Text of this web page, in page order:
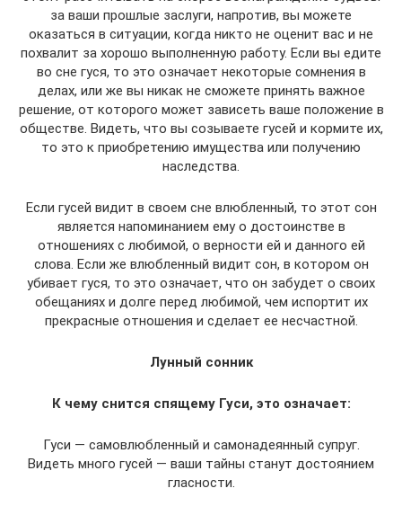
за ваши прошлые заслуги, напротив, вы можете
оказаться в ситуации, когда никто не оценит вас и не
похвалит за хорошо выполненную работу. Если вы едите
во сне гуся, то это означает некоторые сомнения в
делах, или же вы никак не сможете принять важное
решение, от которого может зависеть ваше положение в
обществе. Видеть, что вы созываете гусей и кормите их,
то это к приобретению имущества или получению
наследства.
Если гусей видит в своем сне влюбленный, то этот сон
является напоминанием ему о достоинстве в
отношениях с любимой, о верности ей и данного ей
слова. Если же влюбленный видит сон, в котором он
убивает гуся, то это означает, что он забудет о своих
обещаниях и долге перед любимой, чем испортит их
прекрасные отношения и сделает ее несчастной.
Лунный сонник
К чему снится спящему Гуси, это означает:
Гуси — самовлюбленный и самонадеянный супруг.
Видеть много гусей — ваши тайны станут достоянием
гласности.